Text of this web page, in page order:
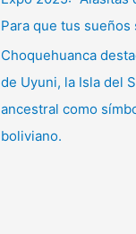
Para que tus sueños
Choquehuanca
de Uyuni, la Isla del
ancestral como
boliviano.